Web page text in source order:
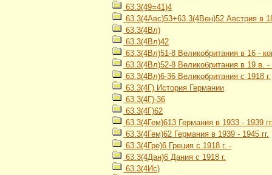
63.3(49=41)4
63.3(4Авс)53+63.3(4Вен)52 Австрия в
63.3(4Вл)
63.3(4Вл)42
63.3(4Вл)51-8 Великобритания в 16 -
63.3(4Вл)52-8 Великобритания в 19 в. -
63.3(4Вл)6-36 Великобритания с 1918 г.
63.3(4Г) История Германии
63.3(4Г)-36
63.3(4Г)62
63.3(4Гем)613 Германия в 1933 - 1939
63.3(4Гем)62 Германия в 1939 - 1945 гг.
63.3(4Гре)6 Греция с 1918 г. -
63.3(4Дан)6 Дания с 1918 г.
63.3(4Ис)